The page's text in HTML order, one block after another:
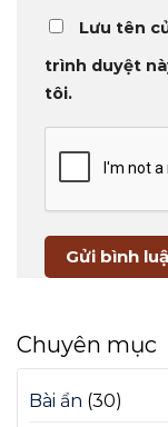
Lưu tên
trình duyệt
tôi.
Chuyên mục
Bài ẩn (30)